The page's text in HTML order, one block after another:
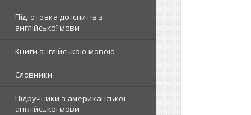
Підготовка до іспитів з
англійської мови
Книги англійською мовою
Словники
Підручники з американської
англійської мови